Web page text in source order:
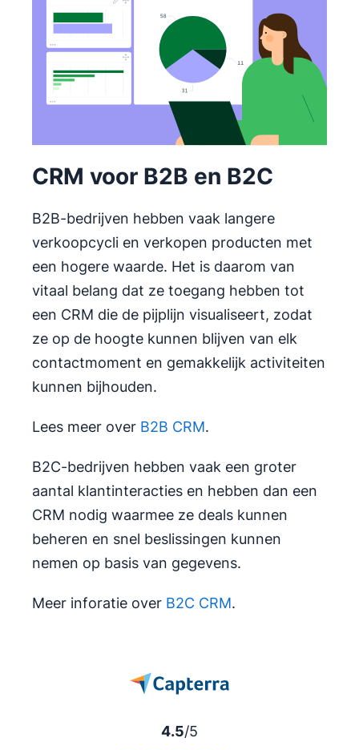
CRM voor overheden en
liefdadigheidsorganisaties
CRM voor B2B en B2C
B2B-bedrijven hebben vaak langere
verkoopcycli en verkopen producten met
een hogere waarde. Het is daarom van
vitaal belang dat ze toegang hebben tot
een CRM die de pijplijn visualiseert, zodat
ze op de hoogte kunnen blijven van elk
contactmoment en gemakkelijk activiteiten
kunnen bijhouden.
Lees meer over B2B CRM.
B2C-bedrijven hebben vaak een groter
aantal klantinteracties en hebben dan een
CRM nodig waarmee ze deals kunnen
beheren en snel beslissingen kunnen
nemen op basis van gegevens.
Meer inforatie over B2C CRM.
4.5/5